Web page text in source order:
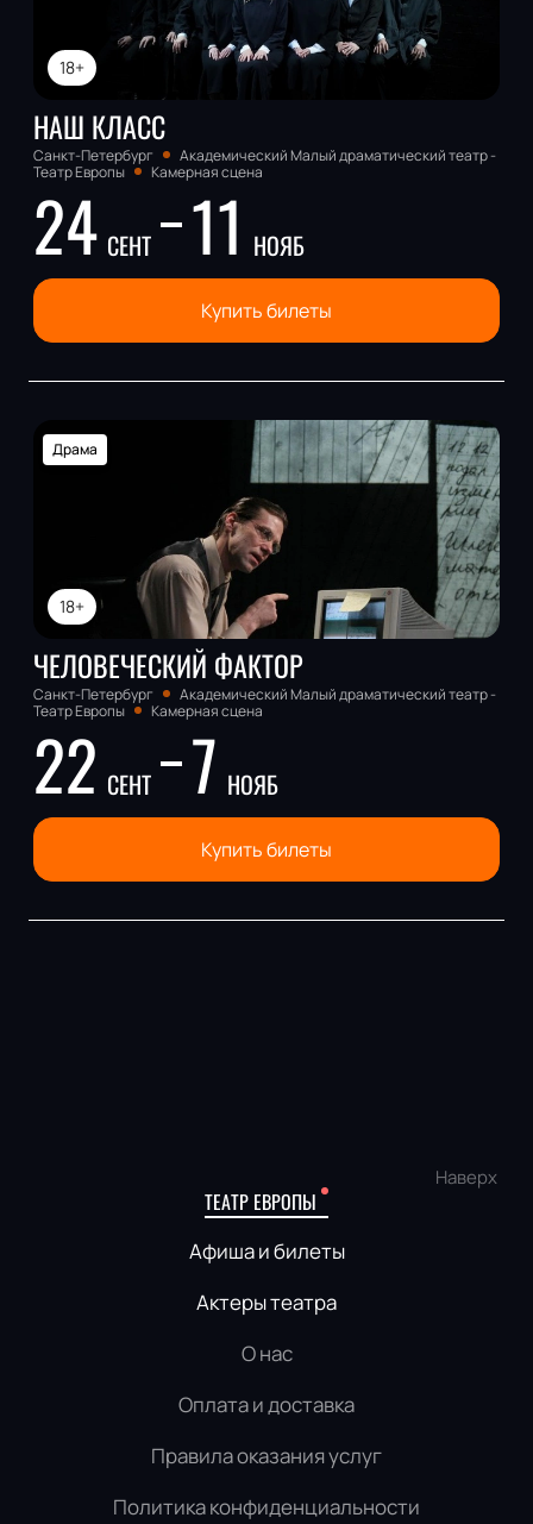
18+
НАШ КЛАСС
Санкт-Петербург
Академический Малый драматический театр -
Театр Европы
Камерная сцена
24 СЕНТ 11 НОЯБ
Купить билеты
18+
Драма
ЧЕЛОВЕЧЕСКИЙ ФАКТОР
Санкт-Петербург
Академический Малый драматический театр -
Театр Европы
Камерная сцена
22 СЕНТ 7 НОЯБ
Купить билеты
Наверх
ТЕАТР ЕВРОПЫ
Афиша и билеты
Актеры театра
О нас
Оплата и доставка
Правила оказания услуг
Политика конфиденциальности